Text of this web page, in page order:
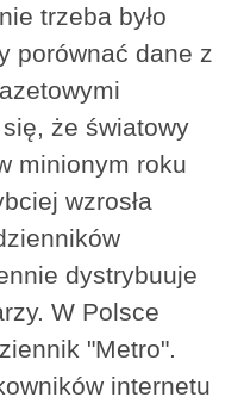
trzeba było
porównać dane z
że światowy
minionym roku
wzrosła
dystrybuuje
W Polsce
"Metro".
internetu